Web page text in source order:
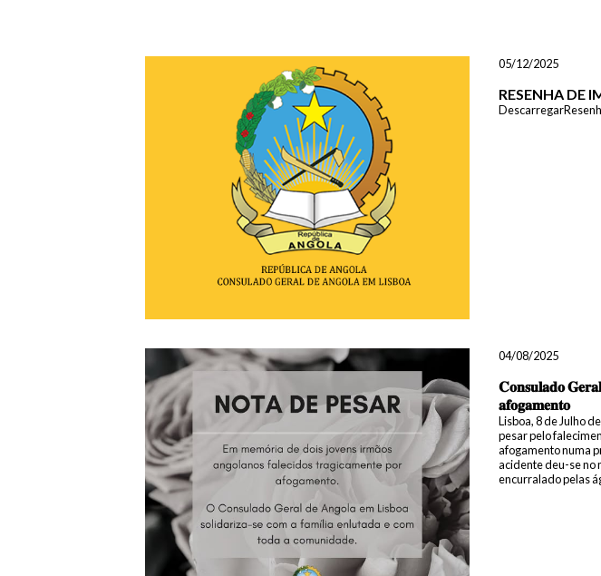
05/12/2025
RESENHA DE
04/08/2025
𝐂𝐨𝐧𝐬𝐮𝐥𝐚𝐝𝐨 𝐆𝐞𝐫𝐚𝐥
𝐚𝐟𝐨𝐠𝐚𝐦𝐞𝐧𝐭𝐨
Lisboa, 8 de Julho
pesar pelo
afogamento numa
acidente deu-se no
encurralado pelas